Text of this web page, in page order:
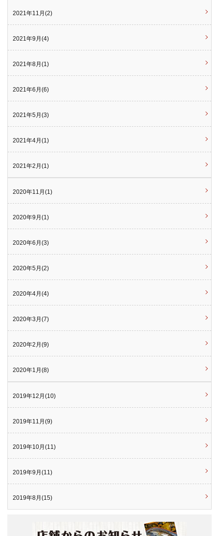
2021年11月(2)
2021年9月(4)
2021年8月(1)
2021年6月(6)
2021年5月(3)
2021年4月(1)
2021年2月(1)
2020年11月(1)
2020年9月(1)
2020年6月(3)
2020年5月(2)
2020年4月(4)
2020年3月(7)
2020年2月(9)
2020年1月(8)
2019年12月(10)
2019年11月(9)
2019年10月(11)
2019年9月(11)
2019年8月(15)